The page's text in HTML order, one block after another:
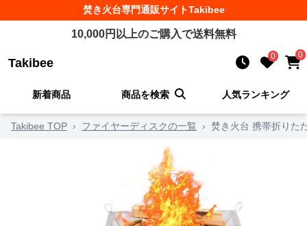
焚き火台専門通販サイトTakibee
10,000円以上のご購入で送料無料
Takibee 0 0
新着商品 商品を検索 人気ランキング
Takibee TOP › ファイヤーディスクの一覧 › 焚き火台 携帯折りた